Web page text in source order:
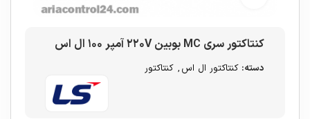
کنتاکتور سری MC بوبین ۲۲۰V آمپر ۱۰۰ ال اس
دسته: کنتاکتور ال اس , کنتاکتور